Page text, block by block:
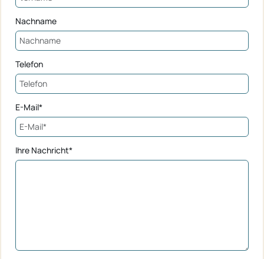
Nachname
Telefon
E-Mail*
Ihre Nachricht*